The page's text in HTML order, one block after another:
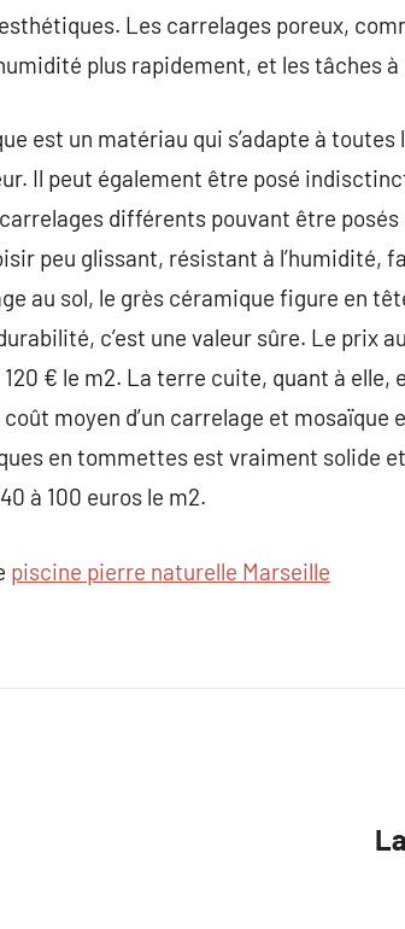
Les carrelages poreux,
plus rapidement, et les tâches à
est un matériau qui s’adapte à
Il peut également être posé
différents pouvant être posés
peu glissant, résistant à l’humidité,
au sol, le grès céramique figure en
c’est une valeur sûre. Le prix
€ le m2. La terre cuite, quant à
moyen d’un carrelage et
en tommettes est vraiment solide
à 100 euros le m2.
piscine pierre naturelle Marseille